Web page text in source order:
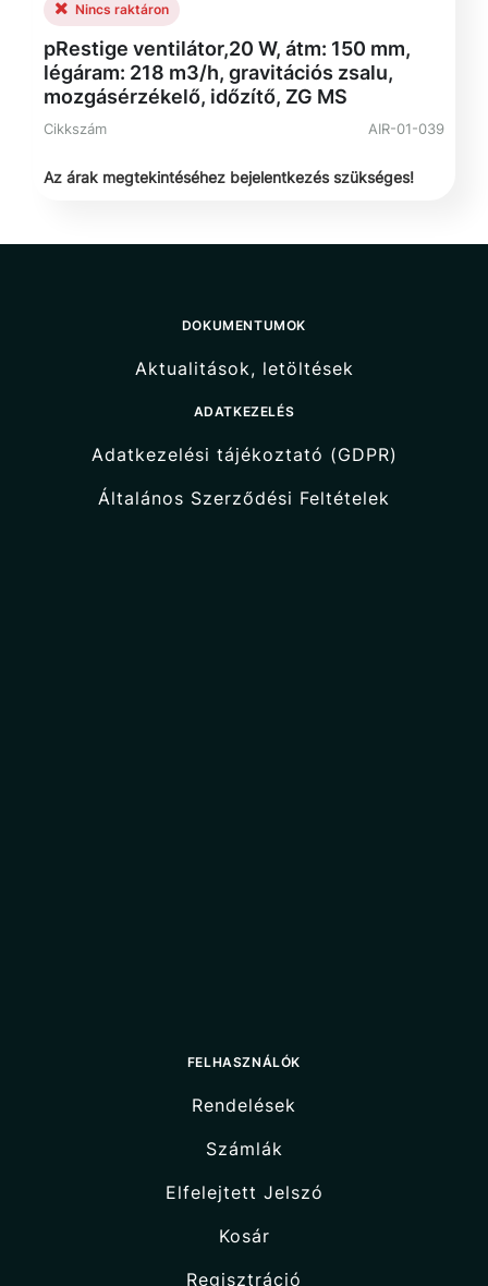
Nincs raktáron
pRestige ventilátor,20 W, átm: 150 mm,
légáram: 218 m3/h, gravitációs zsalu,
mozgásérzékelő, időzítő, ZG MS
Cikkszám AIR-01-039
Az árak megtekintéséhez bejelentkezés szükséges!
DOKUMENTUMOK
Aktualitások, letöltések
ADATKEZELÉS
Adatkezelési tájékoztató (GDPR)
Általános Szerződési Feltételek
FELHASZNÁLÓK
Rendelések
Számlák
Elfelejtett Jelszó
Kosár
Regisztráció